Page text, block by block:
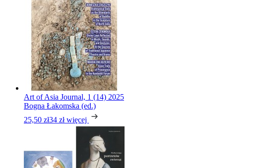
Art of Asia Journal, 1 (14) 2025
Bogna Łakomska (ed.)
25,50 zł34 zł więcej